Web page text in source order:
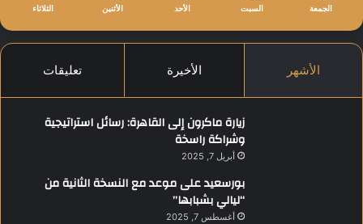
الجمعة السبت الأحد الأثنين الثلاثاء
الأشهر الأخيرة تعليقات
زيارة ماكرون إلى القاهرة: رسائل استراتيجية
وشراكة راسخة
أبريل 7, 2025
بورسعيد على موعد مع النسخة الثانية من
“ليالي بشبابها”
أغسطس 7, 2025